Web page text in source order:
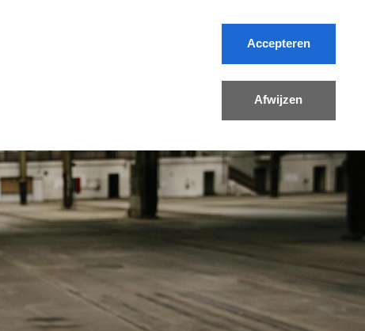
Accepteren
Afwijzen